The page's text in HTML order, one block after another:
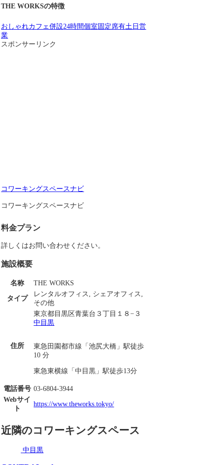
THE WORKSの特徴
おしゃれカフェ併設24時間個室固定席有土日営
業
スポンサーリンク
コワーキングスペースナビ
コワーキングスペースナビ
料金プラン
詳しくはお問い合わせください。
施設概要
名称 THE WORKS
タイプ
レンタルオフィス, シェアオフィス,
その他
住所
東京都目黒区青葉台３丁目１８−３
中目黒
東急田園都市線「池尻大橋」駅徒歩
10 分
東急東横線「中目黒」駅徒歩13分
電話番号 03-6804-3944
Webサイ
ト
https://www.theworks.tokyo/
近隣のコワーキングスペース
中目黒